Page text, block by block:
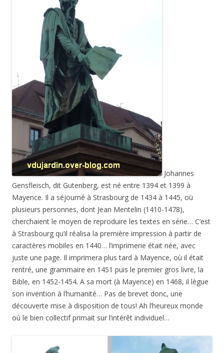
Johannes
Gensfleisch, dit Gutenberg, est né entre 1394 et 1399 à
Mayence. Il a séjourné à Strasbourg de 1434 à 1445, où
plusieurs personnes, dont Jean Mentelin (1410-1478),
cherchaient le moyen de reproduire les textes en série… C’est
à Strasbourg qu’il réalisa la première impression à partir de
caractères mobiles en 1440… l’imprimerie était née, avec
juste une page. Il imprimera plus tard à Mayence, où il était
rentré, une grammaire en 1451 puis le premier gros livre, la
Bible, en 1452-1454. A sa mort (à Mayence) en 1468, il lègue
son invention à l’humanité… Pas de brevet donc, une
découverte mise à disposition de tous! Ah l’heureux monde
où le bien collectif primait sur l’intérêt individuel…